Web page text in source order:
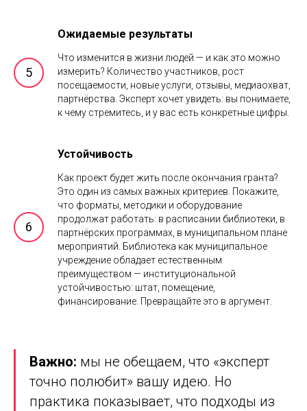
Ожидаемые результаты
Что изменится в жизни людей — и как это можно
измерить? Количество участников, рост
посещаемости, новые услуги, отзывы, медиаохват,
партнёрства. Эксперт хочет увидеть: вы понимаете,
к чему стремитесь, и у вас есть конкретные цифры.
Устойчивость
Как проект будет жить после окончания гранта?
Это один из самых важных критериев. Покажите,
что форматы, методики и оборудование
продолжат работать: в расписании библиотеки, в
партнёрских программах, в муниципальном плане
мероприятий. Библиотека как муниципальное
учреждение обладает естественным
преимуществом — институциональной
устойчивостью: штат, помещение,
финансирование. Превращайте это в аргумент.
Важно: мы не обещаем, что «эксперт
точно полюбит» вашу идею. Но
практика показывает, что подходы из